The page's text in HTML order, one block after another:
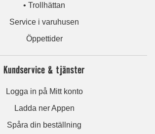
• Trollhättan
Service i varuhusen
Öppettider
Kundservice & tjänster
Logga in på Mitt konto
Ladda ner Appen
Spåra din beställning